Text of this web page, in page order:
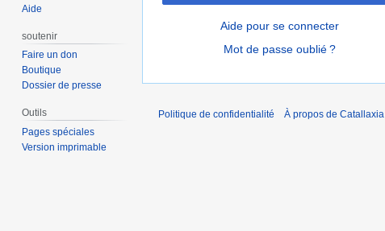
Aide pour se connecter
Mot de passe oublié ?
Aide
soutenir
Faire un don
Boutique
Dossier de presse
Outils
Pages spéciales
Version imprimable
Politique de confidentialité À propos de Catallaxia